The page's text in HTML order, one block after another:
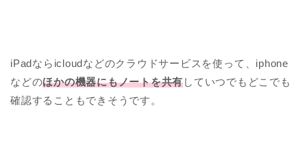
iPadならicloudなどのクラウドサービスを使って、iphone
などのほかの機器にもノートを共有していつでもどこでも
確認することもできそうです。